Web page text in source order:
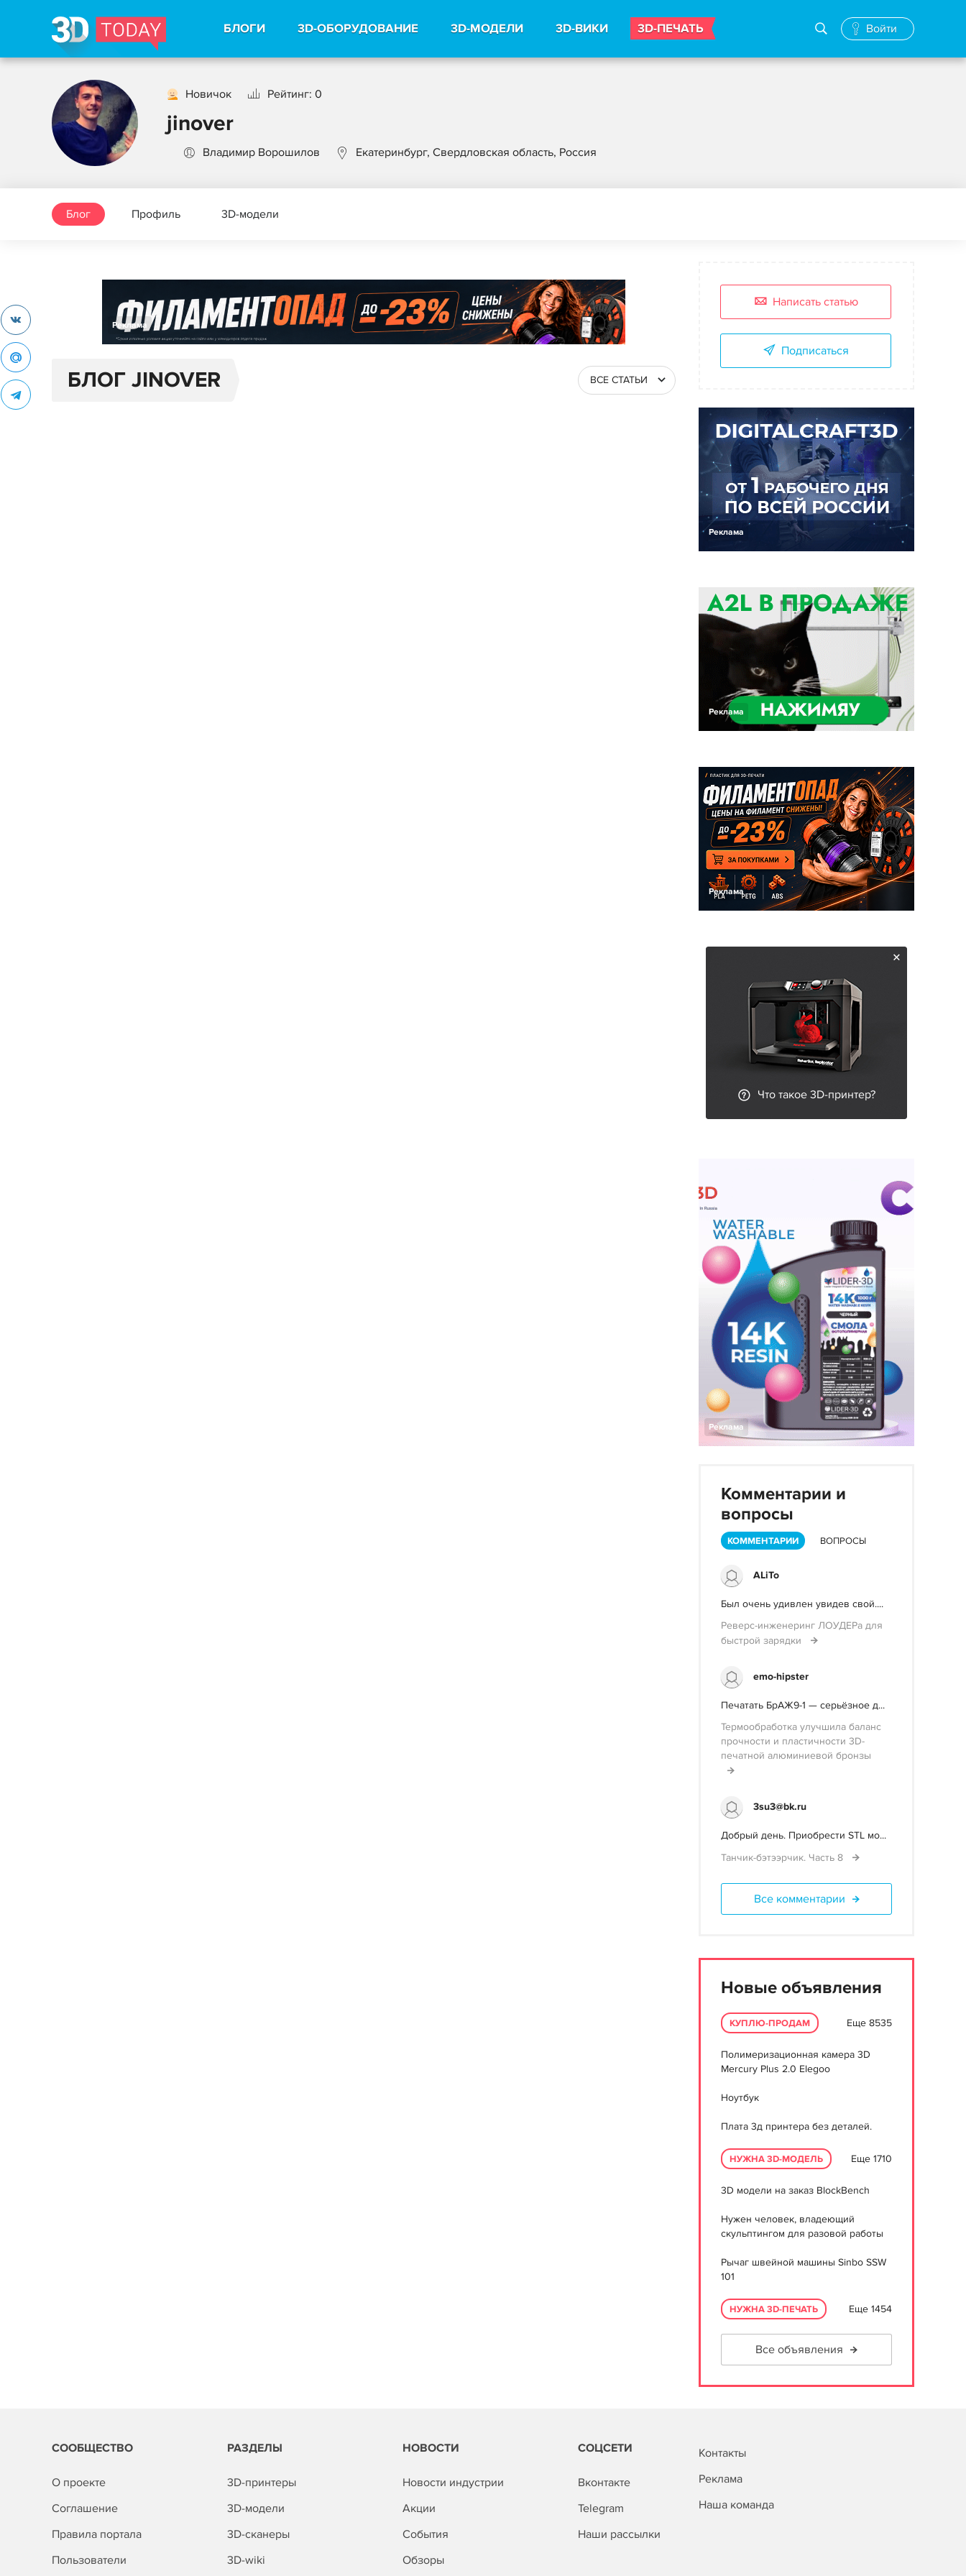
БЛОГИ 3D-ОБОРУДОВАНИЕ 3D-МОДЕЛИ 3D-ВИКИ 3D-ПЕЧАТЬ Войти
Новичок Рейтинг: 0
jinover
Владимир Ворошилов Екатеринбург, Свердловская область, Россия
Блог Профиль 3D-модели
Реклама
БЛОГ JINOVER ВСЕ СТАТЬИ
Написать статью
Подписаться
Реклама
Реклама
Реклама
Что такое 3D-принтер?
Реклама
Комментарии и
вопросы
КОММЕНТАРИИ ВОПРОСЫ
ALiTo
Был очень удивлен увидев свой....
Реверс-инженеринг ЛОУДЕРа для
быстрой зарядки
emo-hipster
Печатать БрАЖ9-1 — серьёзное д...
Термообработка улучшила баланс
прочности и пластичности 3D-
печатной алюминиевой бронзы
3su3@bk.ru
Добрый день. Приобрести STL мо...
Танчик-бэтээрчик. Часть 8
Все комментарии
Новые объявления
КУПЛЮ-ПРОДАМ Еще 8535
Полимеризационная камера 3D
Mercury Plus 2.0 Elegoo
Ноутбук
Плата 3д принтера без деталей.
НУЖНА 3D-МОДЕЛЬ Еще 1710
3D модели на заказ BlockBench
Нужен человек, владеющий
скульптингом для разовой работы
Рычаг швейной машины Sinbo SSW
101
НУЖНА 3D-ПЕЧАТЬ Еще 1454
Все объявления
СООБЩЕСТВО
О проекте
Соглашение
Правила портала
Пользователи
РАЗДЕЛЫ
3D-принтеры
3D-модели
3D-сканеры
3D-wiki
НОВОСТИ
Новости индустрии
Акции
События
Обзоры
СОЦСЕТИ
Вконтакте
Telegram
Наши рассылки
Контакты
Реклама
Наша команда